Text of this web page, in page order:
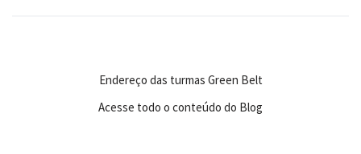
Endereço das turmas Green Belt
Acesse todo o conteúdo do Blog